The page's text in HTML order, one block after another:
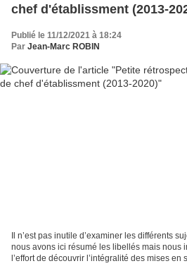
chef d'établissment (2013-
Publié le 11/12/2021 à 18:24
Par Jean-Marc ROBIN
Il n’est pas inutile d’examiner les différents
nous avons ici résumé les libellés mais nous
l’effort de découvrir l’intégralité des mises en